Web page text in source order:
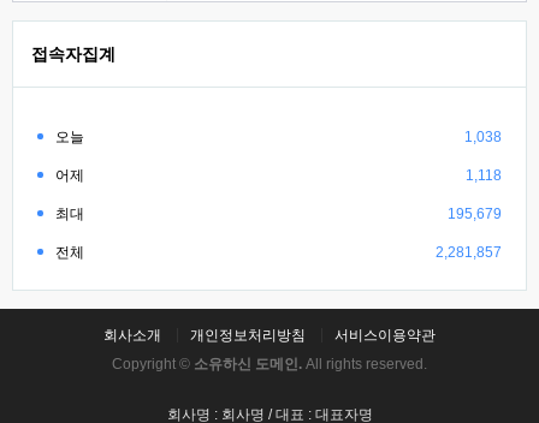
접속자집계
오늘 1,038
어제 1,118
최대 195,679
전체 2,281,857
회사소개 개인정보처리방침
서비스이용약관
Copyright © 소유하신 도메인. All rights reserved.
회사명 : 회사명 / 대표 : 대표자명